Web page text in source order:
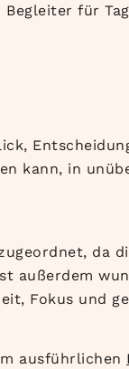
für
kann, in
da
außerdem
Fokus und
ausführlichen